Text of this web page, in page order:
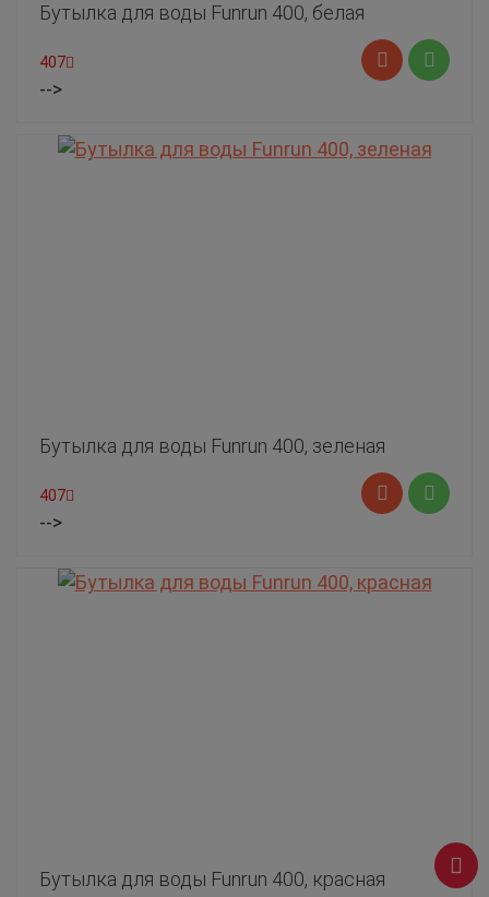
Бутылка для воды Funrun 400, белая
407
-->
Бутылка для воды Funrun 400, зеленая
407
-->
Бутылка для воды Funrun 400, красная